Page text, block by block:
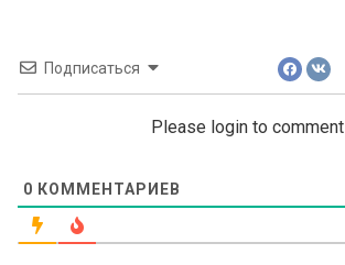
Подписаться
Please login to comment
0 КОММЕНТАРИЕВ